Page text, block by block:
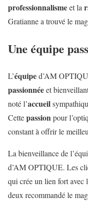
professionnalismeet la
Gratianne a trouvé le
Une équipe
L’équiped’AM
passionnéeet
noté l’accueil
Cettepassionpour
constant à offrir le
La bienveillance de
d’AM OPTIQUE. Les
qui crée un lien fort avec
deux recommandé le